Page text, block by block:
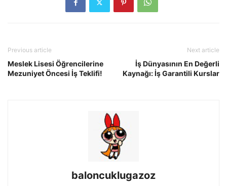
Previous article
Meslek Lisesi Öğrencilerine
Mezuniyet Öncesi İş Teklifi!
Next article
İş Dünyasının En Değerli
Kaynağı: İş Garantili Kurslar
baloncuklugazoz